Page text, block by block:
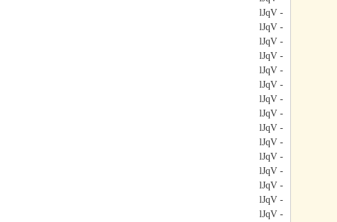
- lJqV
- lJqV
- lJqV
- lJqV
- lJqV
- lJqV
- lJqV
- lJqV
- lJqV
- lJqV
- lJqV
- lJqV
- lJqV
- lJqV
- lJqV